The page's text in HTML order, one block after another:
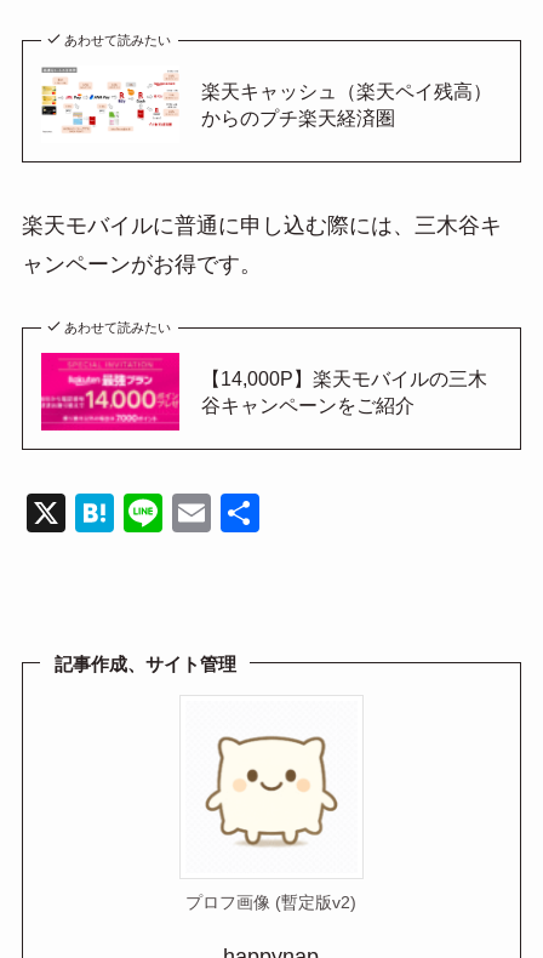
あわせて読みたい
楽天キャッシュ（楽天ペイ残高）
からのプチ楽天経済圏
楽天モバイルに普通に申し込む際には、三木谷キ
ャンペーンがお得です。
あわせて読みたい
【14,000P】楽天モバイルの三木
谷キャンペーンをご紹介
X
H
a
Li
E
記事作成、サイト管理
プロフ画像 (暫定版v2)